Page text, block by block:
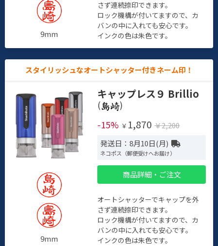
9mm
さず連続捺印できます。
ロック機構が付いてますので、カ
バンの中に入れても安心です。
インクの色は朱色です。
スタイリッシュなオートシャッター付きネーム印！
9mm
キャップレス９ Brillio
(
)
-15% ￥ 1,870 ￥2,200
発送日：8月10日(月)
ネコポス（郵便受けへお届け）
商品詳細・ご注文
オートシャッターでキャップを外
さず連続捺印できます。
ロック機構が付いてますので、カ
バンの中に入れても安心です。
インクの色は朱色です。